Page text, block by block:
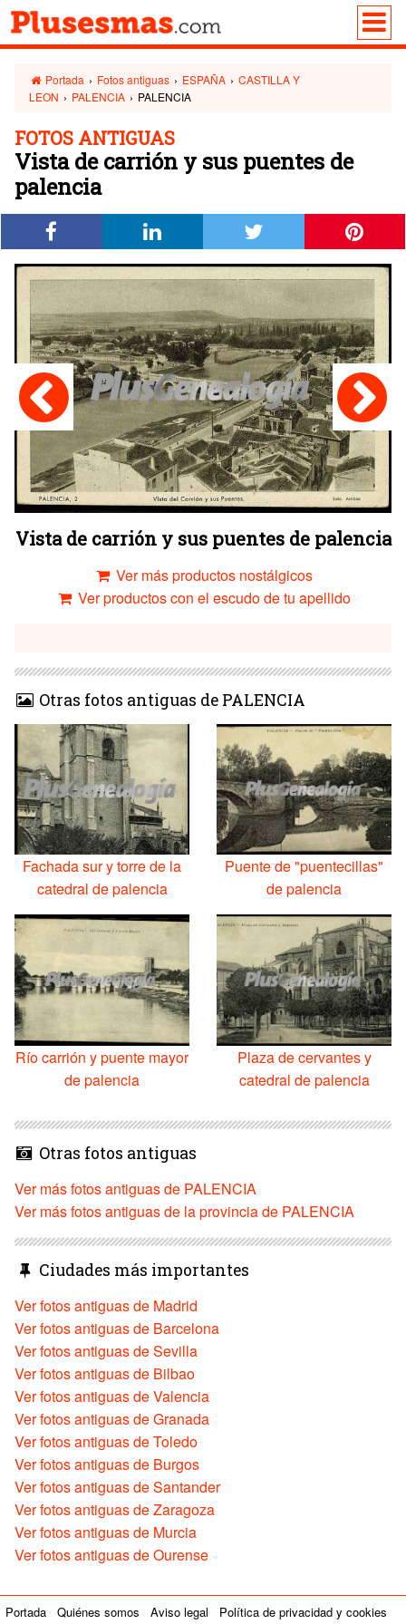
Portada › Fotos antiguas › ESPAÑA › CASTILLA Y
LEON › PALENCIA › PALENCIA
FOTOS ANTIGUAS
Vista de carrión y sus puentes de
palencia
Vista de carrión y sus puentes de palencia
Ver más productos nostálgicos
Ver productos con el escudo de tu apellido
Otras fotos antiguas de PALENCIA
Fachada sur y torre de la
catedral de palencia
Puente de "puentecillas"
de palencia
Río carrión y puente mayor
de palencia
Plaza de cervantes y
catedral de palencia
Otras fotos antiguas
Ver más fotos antiguas de PALENCIA
Ver más fotos antiguas de la provincia de PALENCIA
Ciudades más importantes
Ver fotos antiguas de Madrid
Ver fotos antiguas de Barcelona
Ver fotos antiguas de Sevilla
Ver fotos antiguas de Bilbao
Ver fotos antiguas de Valencia
Ver fotos antiguas de Granada
Ver fotos antiguas de Toledo
Ver fotos antiguas de Burgos
Ver fotos antiguas de Santander
Ver fotos antiguas de Zaragoza
Ver fotos antiguas de Murcia
Ver fotos antiguas de Ourense
Portada Quiénes somos Aviso legal
Política de privacidad y cookies